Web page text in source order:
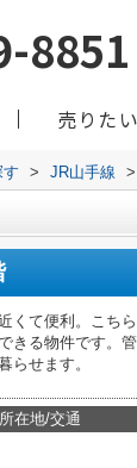
8851
売りたい
> JR山手線 >
くて便利。こち
きる物件です。
らせます。
所在地/交通